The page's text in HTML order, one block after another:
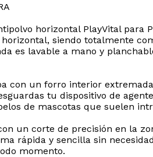
horizontal PlayVital para
siendo totalmente
es lavable a mano y
con un forro interior
tu dispositivo de
de mascotas que suelen
un corte de precisión en la
rápida y sencilla sin
momento.